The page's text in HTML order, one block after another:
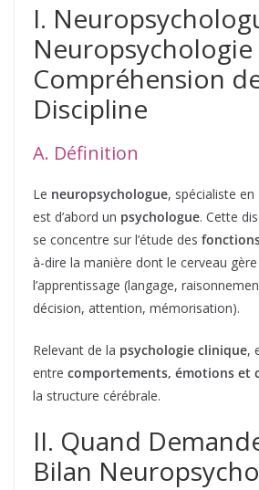
I.
Neuropsychologie
Compréhension
Discipline
A. Définition
Le neuropsychologue, spécialiste en
est d’abord un psychologue. Cette
se concentre sur l’étude des
à-dire la manière dont le cerveau
l’apprentissage (langage,
décision, attention, mémorisation).
Relevant de la psychologie clinique,
entre comportements, émotions et
la structure cérébrale.
II. Quand
Bilan